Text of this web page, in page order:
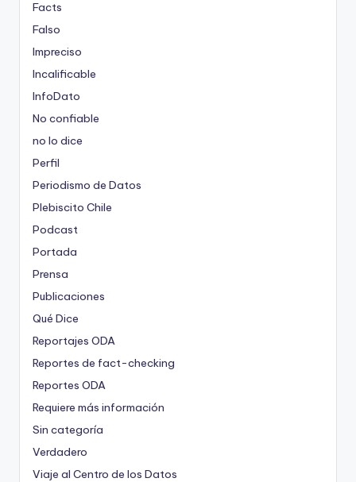
Facts
Falso
Impreciso
Incalificable
InfoDato
No confiable
no lo dice
Perfil
Periodismo de Datos
Plebiscito Chile
Podcast
Portada
Prensa
Publicaciones
Qué Dice
Reportajes ODA
Reportes de fact-checking
Reportes ODA
Requiere más información
Sin categoría
Verdadero
Viaje al Centro de los Datos